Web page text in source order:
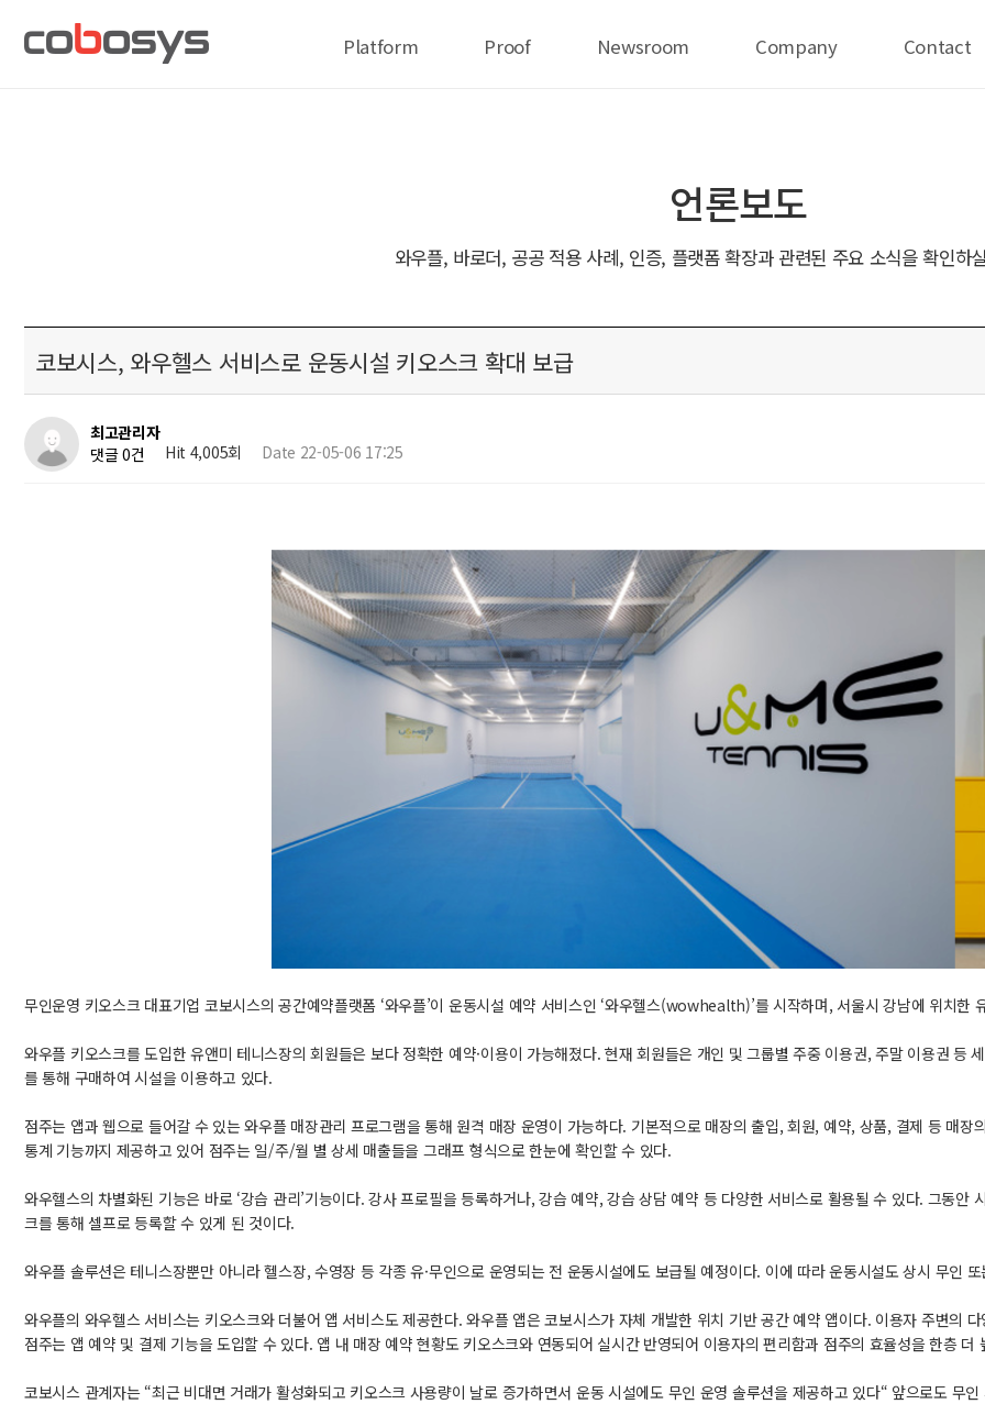
Platform Proof Newsroom Company Contact
언론보도
와우플, 바로더, 공공 적용 사례, 인증, 플랫폼 확장과 관련된 주요 소식을 확인하
코보시스, 와우헬스 서비스로 운동시설 키오스크 확대 보급
최고관리자
댓글 0건
Hit 4,005회 Date 22-05-06 17:25
무인운영 키오스크 대표기업 코보시스의 공간예약플랫폼 ‘와우플’이 운동시설 예약 서비스인 ‘와우헬스(wowhealth)’를 시작하며, 서울시 강남에 위치한
와우플 키오스크를 도입한 유앤미 테니스장의 회원들은 보다 정확한 예약·이용이 가능해졌다. 현재 회원들은 개인 및 그룹별 주중 이용권, 주말 이용권 등
를 통해 구매하여 시설을 이용하고 있다.
점주는 앱과 웹으로 들어갈 수 있는 와우플 매장관리 프로그램을 통해 원격 매장 운영이 가능하다. 기본적으로 매장의 출입, 회원, 예약, 상품, 결제 등 매
통계 기능까지 제공하고 있어 점주는 일/주/월 별 상세 매출들을 그래프 형식으로 한눈에 확인할 수 있다.
와우헬스의 차별화된 기능은 바로 ‘강습 관리’기능이다. 강사 프로필을 등록하거나, 강습 예약, 강습 상담 예약 등 다양한 서비스로 활용될 수 있다. 그동
크를 통해 셀프로 등록할 수 있게 된 것이다.
와우플 솔루션은 테니스장뿐만 아니라 헬스장, 수영장 등 각종 유·무인으로 운영되는 전 운동시설에도 보급될 예정이다. 이에 따라 운동시설도 상시 무인
와우플의 와우헬스 서비스는 키오스크와 더불어 앱 서비스도 제공한다. 와우플 앱은 코보시스가 자체 개발한 위치 기반 공간 예약 앱이다. 이용자 주변의
점주는 앱 예약 및 결제 기능을 도입할 수 있다. 앱 내 매장 예약 현황도 키오스크와 연동되어 실시간 반영되어 이용자의 편리함과 점주의 효율성을 한층 더
코보시스 관계자는 “최근 비대면 거래가 활성화되고 키오스크 사용량이 날로 증가하면서 운동 시설에도 무인 운영 솔루션을 제공하고 있다“ 앞으로도 무